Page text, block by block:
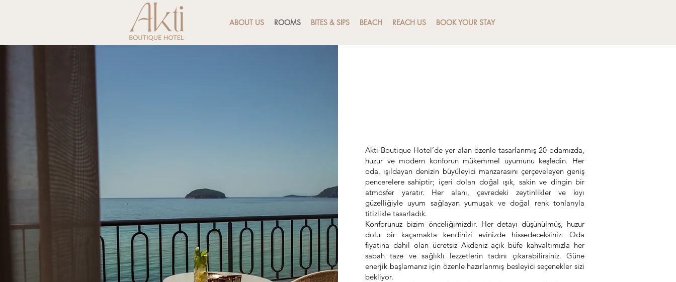
ABOUT US ROOMS BITES & SIPS BEACH REACH US BOOK YOUR STAY
​Akti Boutique Hotel’de yer alan özenle tasarlanmış 20 odamızda,
huzur ve modern konforun mükemmel uyumunu keşfedin. Her
oda, ışıldayan denizin büyüleyici manzarasını çerçeveleyen geniş
pencerelere sahiptir; içeri dolan doğal ışık, sakin ve dingin bir
atmosfer yaratır. Her alanı, çevredeki zeytinlikler ve kıyı
güzelliğiyle uyum sağlayan yumuşak ve doğal renk tonlarıyla
titizlikle tasarladık.
Konforunuz bizim önceliğimizdir. Her detayı düşünülmüş, huzur
dolu bir kaçamakta kendinizi evinizde hissedeceksiniz. Oda
fiyatına dahil olan ücretsiz Akdeniz açık büfe kahvaltımızla her
sabah taze ve sağlıklı lezzetlerin tadını çıkarabilirsiniz. Güne
enerjik başlamanız için özenle hazırlanmış besleyici seçenekler sizi
bekliyor.